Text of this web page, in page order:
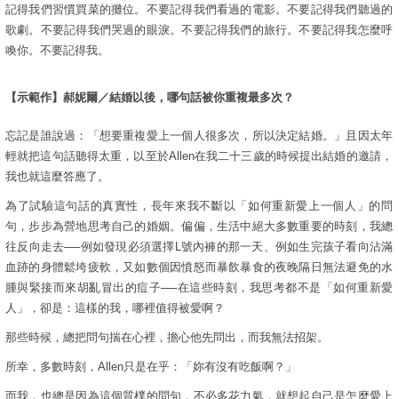
記得我們習慣買菜的攤位。不要記得我們看過的電影。不要記得我們聽過的
歌劇。不要記得我們哭過的眼淚。不要記得我們的旅行。不要記得我怎麼呼
喚你。不要記得我。
【示範作】郝妮爾／結婚以後，哪句話被你重複最多次？
忘記是誰說過：「想要重複愛上一個人很多次，所以決定結婚。」且因太年
輕就把這句話聽得太重，以至於Allen在我二十三歲的時候提出結婚的邀請，
我也就這麼答應了。
為了試驗這句話的真實性，長年來我不斷以「如何重新愛上一個人」的問
句，步步為營地思考自己的婚姻。偏偏，生活中絕大多數重要的時刻，我總
往反向走去──例如發現必須選擇L號內褲的那一天、例如生完孩子看向沾滿
血跡的身體鬆垮疲軟，又如數個因憤怒而暴飲暴食的夜晚隔日無法避免的水
腫與緊接而來胡亂冒出的痘子──在這些時刻，我思考都不是「如何重新愛
人」，卻是：這樣的我，哪裡值得被愛啊？
那些時候，總把問句揣在心裡，擔心他先問出，而我無法招架。
所幸，多數時刻，Allen只是在乎：「妳有沒有吃飯啊？」
而我，也總是因為這個質樸的問句，不必多花力氣，就想起自己是怎麼愛上